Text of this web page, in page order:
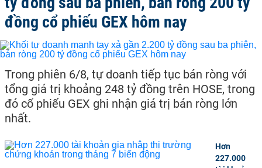
đồng cổ phiếu GEX hôm nay
Trong phiên 6/8, tự doanh tiếp tục bán ròng với
tổng giá trị khoảng 248 tỷ đồng trên HOSE, trong
đó cổ phiếu GEX ghi nhận giá trị bán ròng lớn
nhất.
Hơn
227.000